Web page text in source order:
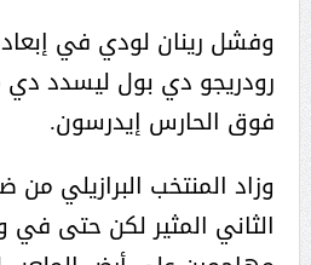
وفشل رينان لودي في
رودريجو دي بول ليسدد دي
فوق الحارس إيدرسون.
وزاد المنتخب البرازيلي
الثاني المثير لكن حتى